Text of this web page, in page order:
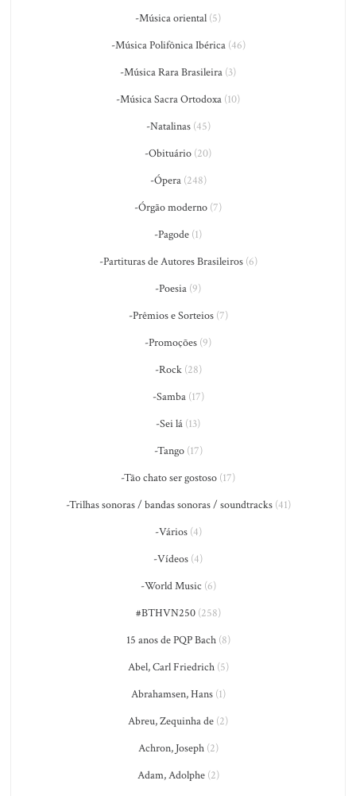
-Música oriental (5)
-Música Polifônica Ibérica(46)
-Música Rara Brasileira (3)
-Música Sacra Ortodoxa (10)
-Natalinas(45)
-Obituário (20)
-Ópera(248)
-Órgão moderno (7)
-Pagode (1)
-Partituras de Autores Brasileiros(6)
-Poesia (9)
-Prêmios e Sorteios(7)
-Promoções (9)
-Rock(28)
-Samba(17)
-Sei lá (13)
-Tango(17)
-Tão chato ser gostoso (17)
-Trilhas sonoras / bandas sonoras / soundtracks(41)
-Vários(4)
-Vídeos (4)
-World Music (6)
#BTHVN250(258)
15 anos de PQP Bach(8)
Abel, Carl Friedrich(5)
Abrahamsen, Hans(1)
Abreu, Zequinha de (2)
Achron, Joseph(2)
Adam, Adolphe(2)